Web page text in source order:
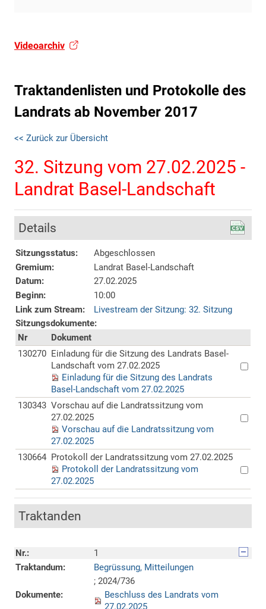
Videoarchiv
Traktandenlisten und Protokolle des
Landrats ab November 2017